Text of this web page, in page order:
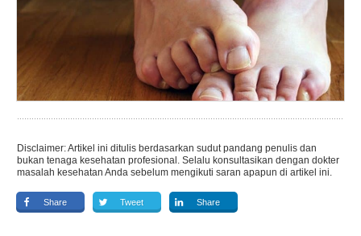
Disclaimer: Artikel ini ditulis berdasarkan sudut pandang penulis dan
bukan tenaga kesehatan profesional. Selalu konsultasikan dengan dokter
masalah kesehatan Anda sebelum mengikuti saran apapun di artikel ini.
Share Tweet Share